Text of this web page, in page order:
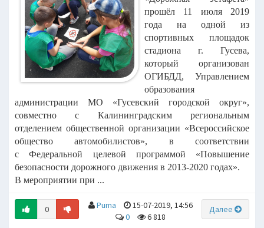
прошёл 11 июля 2019
года на одной из
спортивных площадок
стадиона г. Гусева,
который организован
ОГИБДД, Управлением
образования
администрации МО «Гусевский городской округ»,
совместно с Калининградским региональным
отделением общественной организации «Всероссийское
общество автомобилистов», в соответствии
сФедеральной целевой программой «Повышение
безопасности дорожного движения в 2013-2020 годах».
В мероприятии при ...
0 Далее
Puma
15-07-2019, 14:56
0
6 818